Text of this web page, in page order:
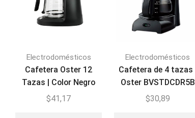
Electrodomésticos
Cafetera Oster 12
Tazas | Color Negro
900W BVSTDCDW12-
$41,17
Electrodomésticos
Cafetera de 4 tazas |
Oster BVSTDCDR5B
$30,89